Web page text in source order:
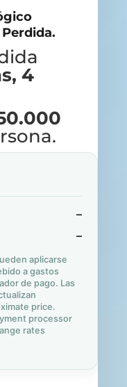
4
–
–
aplicarse
a gastos
de pago. Las
price.
processor
rates